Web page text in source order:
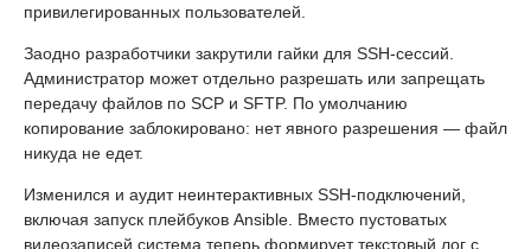
привилегированных пользователей.
Заодно разработчики закрутили гайки для SSH-сессий.
Администратор может отдельно разрешать или запрещать
передачу файлов по SCP и SFTP. По умолчанию
копирование заблокировано: нет явного разрешения — файл
никуда не едет.
Изменился и аудит неинтерактивных SSH-подключений,
включая запуск плейбуков Ansible. Вместо пустоватых
видеозаписей система теперь формирует текстовый лог с